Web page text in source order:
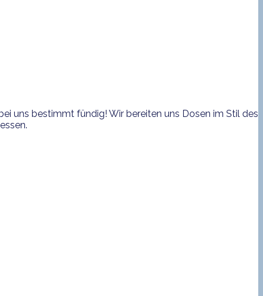
uns bestimmt fündig! Wir bereiten uns Dosen im Stil des